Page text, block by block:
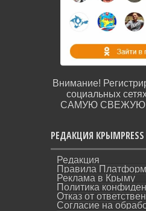
Внимание!
социальных
САМУЮ СВЕЖУЮ
РЕДАКЦИЯ КРЫМPRESS
Редакция
Правила
Реклама в Крыму
Политика
Отказ от
Согласие на